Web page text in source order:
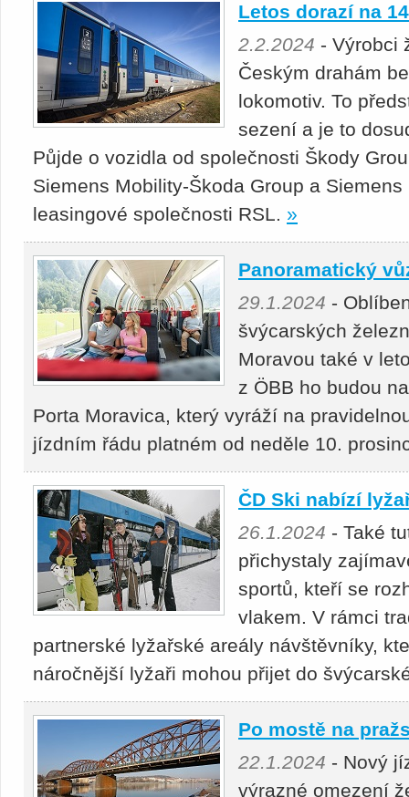
Letos dorazí na
2.2.2024 - Výrobci
Českým drahám
lokomotiv. To
sezení a je to
Půjde o vozidla od společnosti Škody
Siemens Mobility-Škoda Group a
leasingové společnosti RSL. »
Panoramatický
29.1.2024 -
švýcarských
Moravou také v
z ÖBB ho budou
Porta Moravica, který vyráží na
jízdním řádu platném od neděle 10.
ČD Ski nabízí
26.1.2024 - Také
přichystaly
sportů, kteří se
vlakem. V rámci
partnerské lyžařské areály návštěvníky,
náročnější lyžaři mohou přijet do
Po mostě na
22.1.2024 - Nový
výrazné omezení